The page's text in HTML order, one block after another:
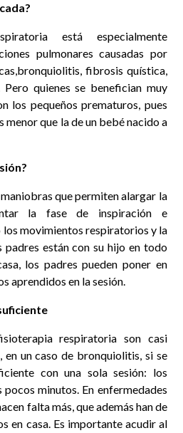
está especialmente
pulmonares causadas por
fibrosis quística,
quienes se benefician muy
los pequeños prematuros, pues
menor que la de un bebé nacido a
que permiten alargar la
la fase de inspiración e
movimientos respiratorios y la
padres están con su hijo en todo
los padres pueden poner en
aprendidos en la sesión.
respiratoria son casi
en un caso de bronquiolitis, si se
con una sola sesión: los
minutos. En enfermedades
falta más, que además han de
en casa. Es importante acudir al